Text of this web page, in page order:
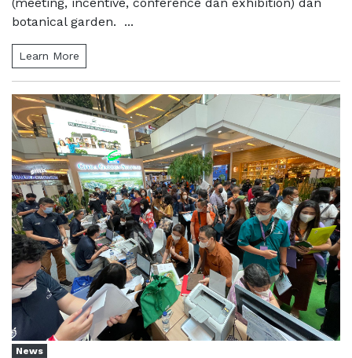
botanical garden. ...
Learn More
News